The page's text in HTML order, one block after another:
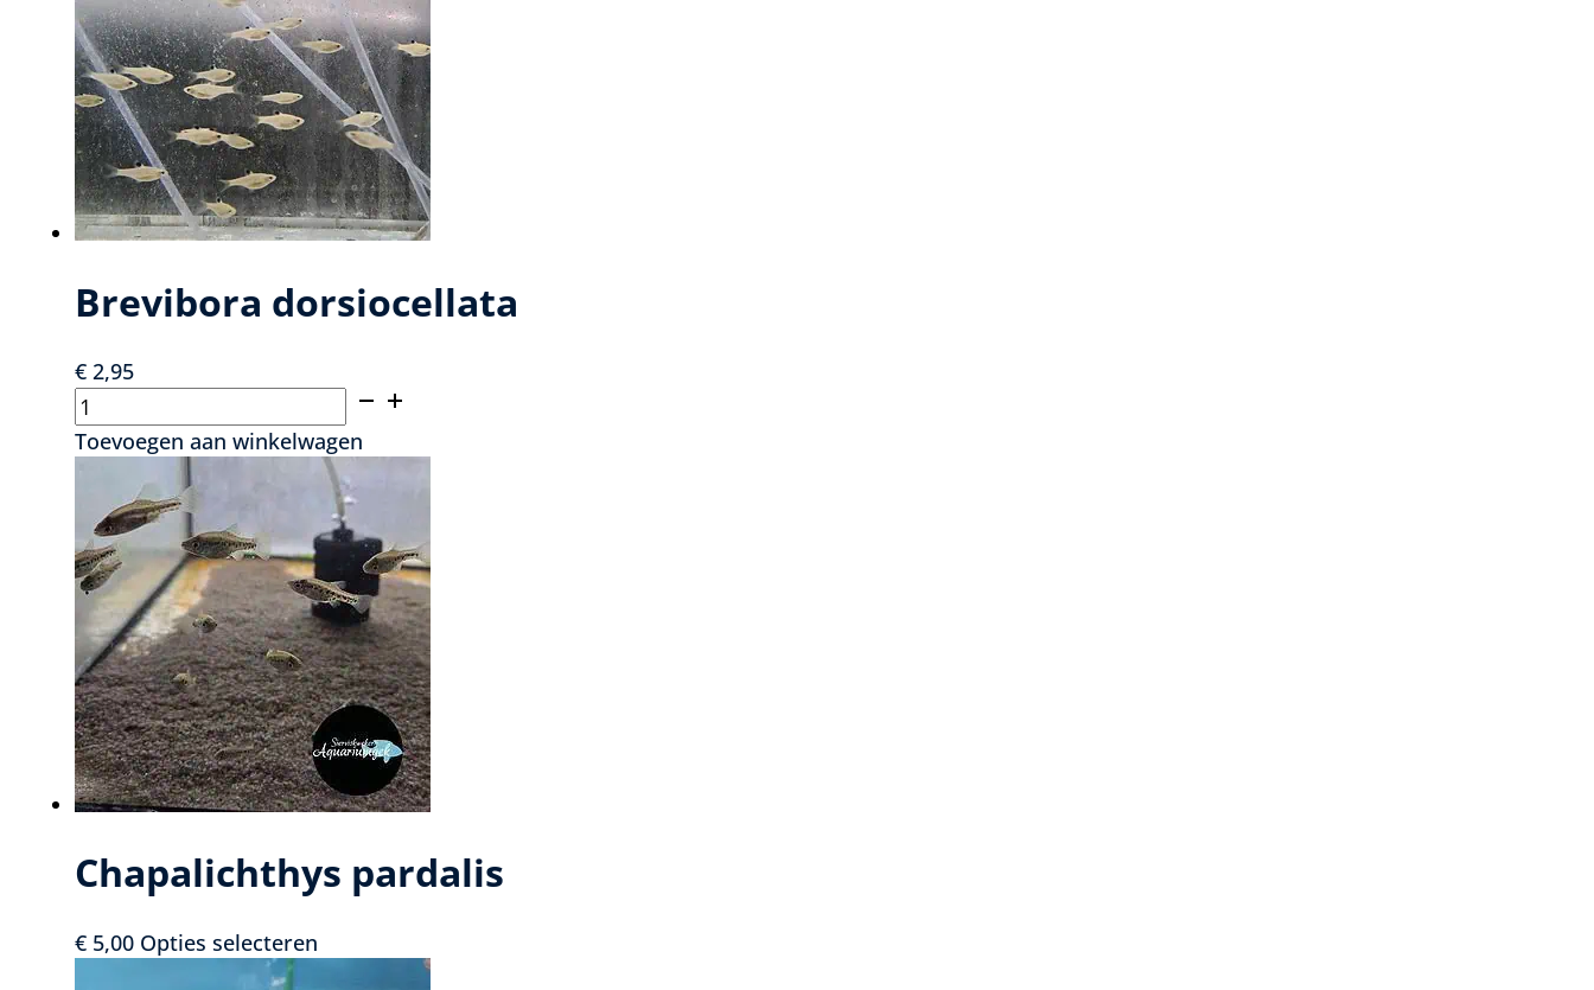
Brevibora dorsiocellata
€ 2,95
Brevibora
dorsiocellata
aantal
Toevoegen aan winkelwagen
Chapalichthys pardalis
€ 5,00 Opties selecteren